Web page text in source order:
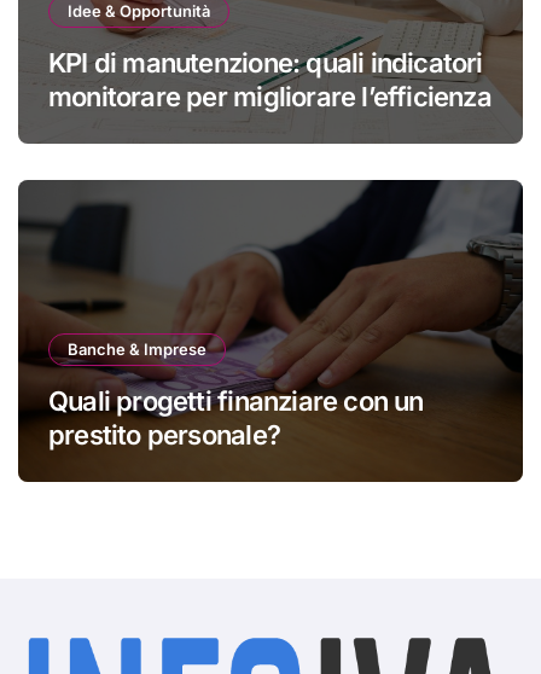
Idee & Opportunità
KPI di manutenzione: quali indicatori
monitorare per migliorare l’efficienza
Banche & Imprese
Quali progetti finanziare con un
prestito personale?